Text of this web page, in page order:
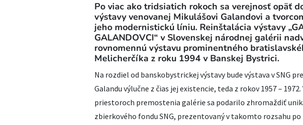
Po viac ako tridsiatich rokoch sa verejnosť opäť
výstavy venovanej Mikulášovi Galandovi a
jeho modernistickú líniu. Reinštalácia výstavy
GALANDOVCI“ v Slovenskej národnej galérii
rovnomennú výstavu prominentného
Melicherčíka z roku 1994 v Banskej Bystrici.
Na rozdiel od banskobystrickej výstavy bude výstava v SNG
Galandu výlučne z čias jej existencie, teda z rokov 1957 –
priestoroch premostenia galérie sa podarilo zhromaždiť
zbierkového fondu SNG, prezentovaný v takomto rozsahu po